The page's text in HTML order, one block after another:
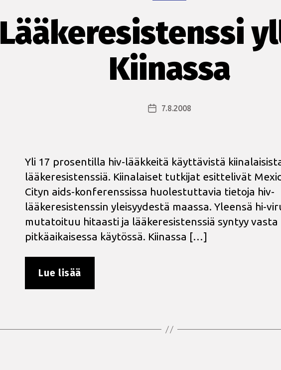
Lääkeresistenssi
Kiinassa
Julkaisupäivämäärä
7.8.2008
Yli 17 prosentilla hiv-lääkkeitä käyttävistä
lääkeresistenssiä. Kiinalaiset tutkijat esittelivät
Cityn aids-konferenssissa huolestuttavia tietoja hiv-
lääkeresistenssin yleisyydestä maassa. Yleensä hi-
mutatoituu hitaasti ja lääkeresistenssiä syntyy vasta
pitkäaikaisessa käytössä. Kiinassa […]
Lue lisää